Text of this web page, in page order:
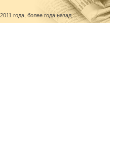
года, более года назад